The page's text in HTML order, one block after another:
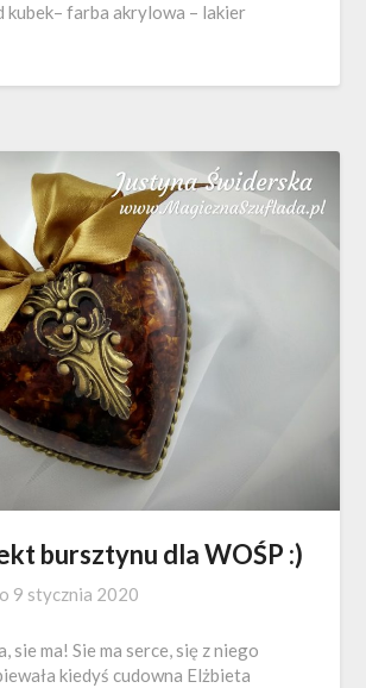
kubek– farba akrylowa – lakier
bursztynu dla WOŚP :)
9 stycznia 2020
sie ma! Sie ma serce, się z niego
kiedyś cudowna Elżbieta